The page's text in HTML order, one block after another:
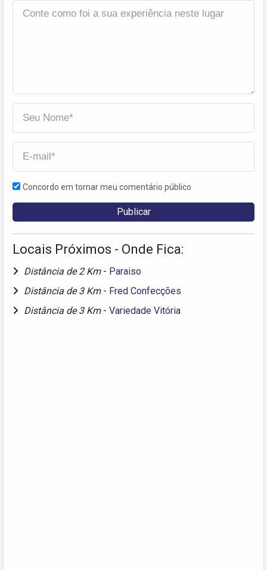
Concordo em tornar meu comentário público
Locais Próximos - Onde Fica:
Distância de 2 Km - Paraiso
Distância de 3 Km - Fred Confecções
Distância de 3 Km - Variedade Vitória